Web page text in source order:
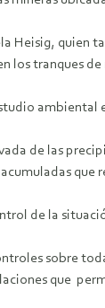
Heisig, quien
los tranques
de las
que
de la
sobre
que